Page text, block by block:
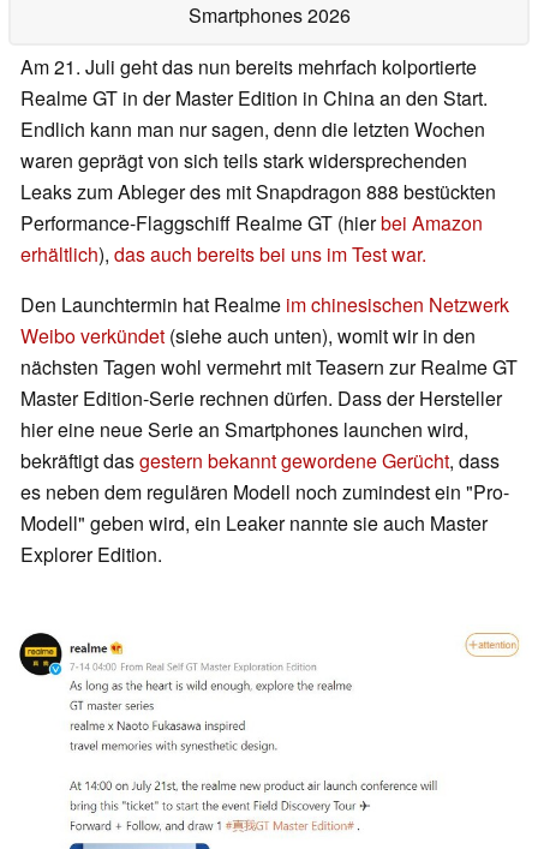
Smartphones 2026
Am 21. Juli geht das nun bereits mehrfach kolportierte
Realme GT in der Master Edition in China an den Start.
Endlich kann man nur sagen, denn die letzten Wochen
waren geprägt von sich teils stark widersprechenden
Leaks zum Ableger des mit Snapdragon 888 bestückten
Performance-Flaggschiff Realme GT (hierbei Amazon
erhältlich), das auch bereits bei uns im Test war.
Den Launchtermin hat Realme im chinesischen Netzwerk
Weibo verkündet (siehe auch unten), womit wir in den
nächsten Tagen wohl vermehrt mit Teasern zur Realme GT
Master Edition-Serie rechnen dürfen. Dass der Hersteller
hier eine neue Serie an Smartphones launchen wird,
bekräftigt dasgestern bekannt gewordene Gerücht, dass
es neben dem regulären Modell noch zumindest ein "Pro-
Modell" geben wird, ein Leaker nannte sie auch Master
Explorer Edition.